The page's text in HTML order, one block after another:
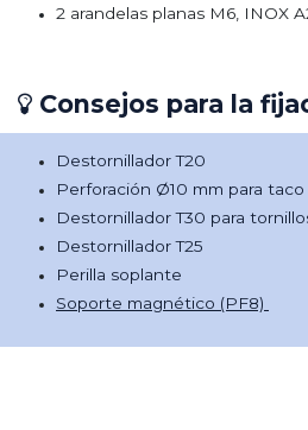
2 arandelas planas M6, INOX
Consejos para la
Destornillador T20
Perforación Ø10 mm para
Destornillador T30 para
Destornillador T25
Perilla soplante
Soporte magnético (PF8)